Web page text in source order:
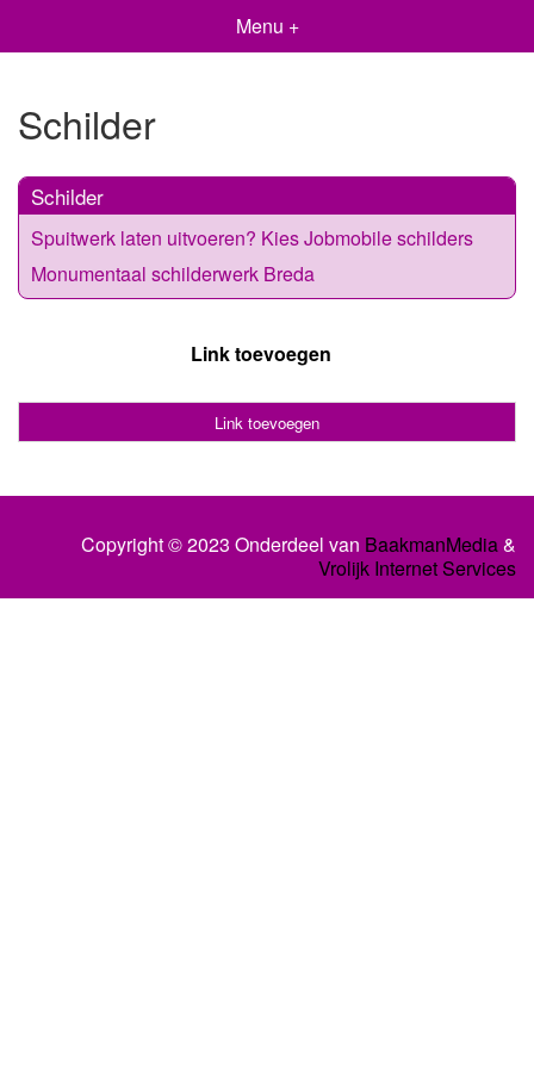
Menu +
Schilder
Schilder
Spuitwerk laten uitvoeren? Kies Jobmobile schilders
Monumentaal schilderwerk Breda
Link toevoegen
Link toevoegen
Copyright © 2023 Onderdeel van BaakmanMedia&
Vrolijk Internet Services